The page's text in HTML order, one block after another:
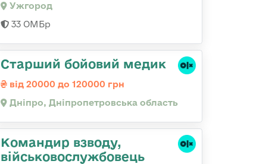
Ужгород
33 ОМБр
Старший бойовий медик
від 20000 до 120000 грн
Дніпро, Дніпропетровська область
Командир взводу,
військовослужбовець